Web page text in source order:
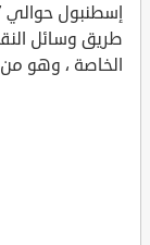
طريق وسائل
الخاصة ، وهو